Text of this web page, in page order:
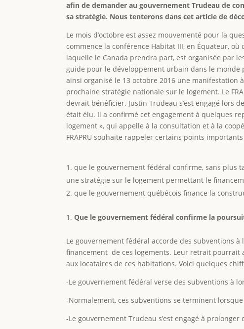
afin de demander au gouvernement Trudeau de
sa stratégie. Nous tenterons dans cet article de
Le mois d’octobre est assez mouvementé pour la
commence la conférence Habitat III, en Équateur,
laquelle le Canada prendra part, est organisée par
guide pour le développement urbain dans le monde
ainsi organisé le 13 octobre 2016 une manifestation
prochaine stratégie nationale sur le logement. Le
devrait bénéficier. Justin Trudeau s’est engagé lors
était élu. Il a confirmé cet engagement à quelques
logement », qui appelle à la consultation et à la
FRAPRU souhaite rappeler certains points
que le gouvernement fédéral confirme, sans plus
une stratégie sur le logement permettant le
que le gouvernement québécois finance la
Que le gouvernement fédéral confirme la
Le gouvernement fédéral accorde des subventions
financement de ces logements. Leur retrait pourrait
aux locataires de ces habitations. Voici quelques
-Le gouvernement fédéral verse des subventions à
-Normalement, ces subventions se terminent
-Le gouvernement Trudeau s’est engagé à